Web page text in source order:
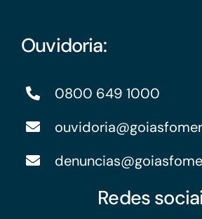
Ouvidoria:
0800 649 1000
Redes